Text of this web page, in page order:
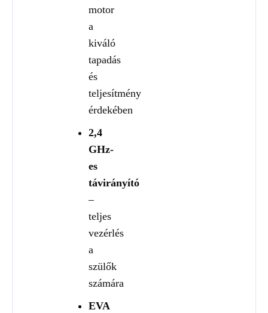
motor
a
kiváló
tapadás
és
teljesítmény
érdekében
2,4
GHz-
es
távirányító
–
teljes
vezérlés
a
szülők
számára
EVA